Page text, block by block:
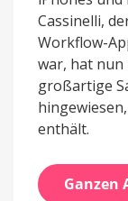
Cassinelli,
Workflow-
war, hat
großartige
enthält.
Ganzen